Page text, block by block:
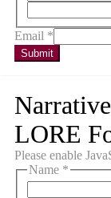
Email *
Submit
LORE
Please enable
Name *